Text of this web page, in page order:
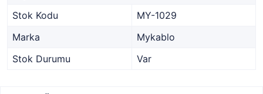
Stok Kodu
MY-1029
Marka
Mykablo
Stok Durumu
Var